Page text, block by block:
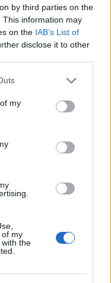
by third parties on the
This information may
on the IAB’s List of
disclose it to other
one or more Google
You may click to
third-party tags to
in below Google
my
of my
the
a Catania, ma il tour
Olbia ombelico del